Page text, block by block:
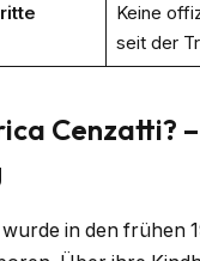
Keine
seit der
Cenzatti?
in den frühen